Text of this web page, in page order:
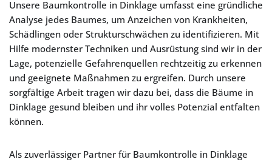
Unsere Baumkontrolle in Dinklage umfasst eine gründliche
Analyse jedes Baumes, um Anzeichen von Krankheiten,
Schädlingen oder Strukturschwächen zu identifizieren. Mit
Hilfe modernster Techniken und Ausrüstung sind wir in der
Lage, potenzielle Gefahrenquellen rechtzeitig zu erkennen
und geeignete Maßnahmen zu ergreifen. Durch unsere
sorgfältige Arbeit tragen wir dazu bei, dass die Bäume in
Dinklage gesund bleiben und ihr volles Potenzial entfalten
können.
Als zuverlässiger Partner für Baumkontrolle in Dinklage